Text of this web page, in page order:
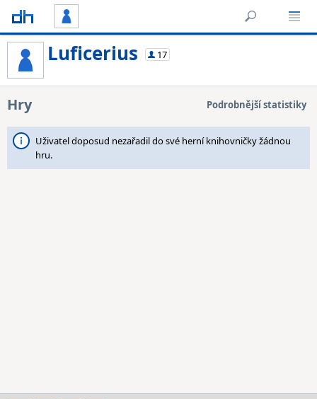
Luficerius 17
Hry Podrobnější statistiky
Uživatel doposud nezařadil do své herní knihovničky žádnou
hru.